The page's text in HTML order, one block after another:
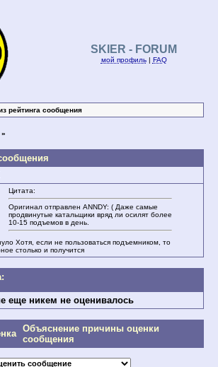
SKIER - FORUM
мой профиль| FAQ
рейтинга сообщения
»
Цитата:
Оригинал отправлен ANNDY: ( Даже самые
продвинутые катальщики вряд ли осилят более
10-15 подъемов в день.
Хотя, если не пользоваться подъемником, то
столько и получится
еще никем не оценивалось
Объяснение причины оценки
сообщения